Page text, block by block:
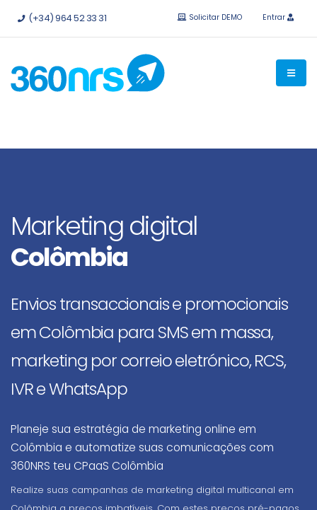
Experimentegrátis sem compromisso.APIs e integrações
(+34) 964 52 33 31 Solicitar DEMO Entrar
Marketing digital
Colômbia
Envios transaccionais e promocionais
em Colômbia para SMS em massa,
marketing por correio eletrónico, RCS,
IVR e WhatsApp
Planeje sua estratégia de marketing online em
Colômbia e automatize suas comunicações com
360NRS teu CPaaS Colômbia
Realize suas campanhas de marketing digital multicanal em